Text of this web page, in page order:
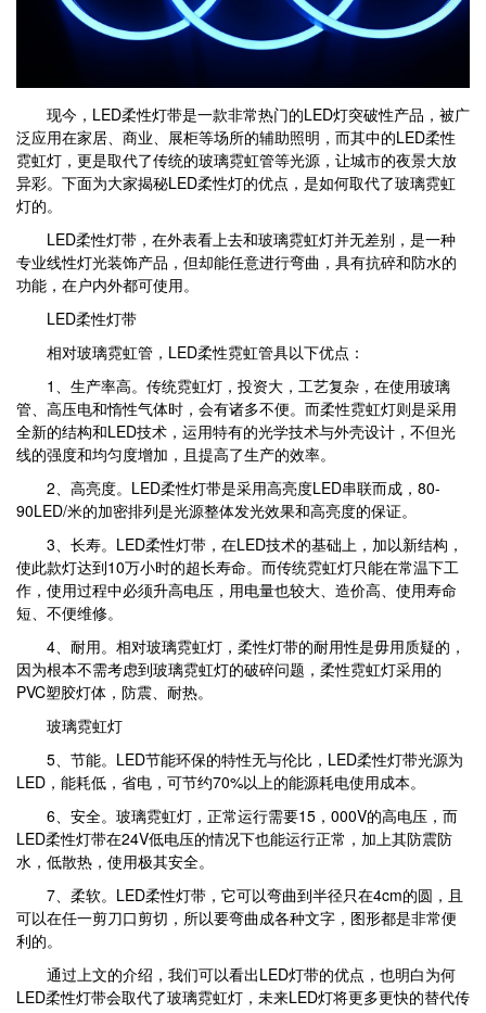
现今，LED柔性灯带是一款非常热门的LED灯突破性产品，被广
泛应用在家居、商业、展柜等场所的辅助照明，而其中的LED柔性
霓虹灯，更是取代了传统的玻璃霓虹管等光源，让城市的夜景大放
异彩。下面为大家揭秘LED柔性灯的优点，是如何取代了玻璃霓虹
灯的。
LED柔性灯带，在外表看上去和玻璃霓虹灯并无差别，是一种
专业线性灯光装饰产品，但却能任意进行弯曲，具有抗碎和防水的
功能，在户内外都可使用。
LED柔性灯带
相对玻璃霓虹管，LED柔性霓虹管具以下优点：
1、生产率高。传统霓虹灯，投资大，工艺复杂，在使用玻璃
管、高压电和惰性气体时，会有诸多不便。而柔性霓虹灯则是采用
全新的结构和LED技术，运用特有的光学技术与外壳设计，不但光
线的强度和均匀度增加，且提高了生产的效率。
2、高亮度。LED柔性灯带是采用高亮度LED串联而成，80-
90LED/米的加密排列是光源整体发光效果和高亮度的保证。
3、长寿。LED柔性灯带，在LED技术的基础上，加以新结构，
使此款灯达到10万小时的超长寿命。而传统霓虹灯只能在常温下工
作，使用过程中必须升高电压，用电量也较大、造价高、使用寿命
短、不便维修。
4、耐用。相对玻璃霓虹灯，柔性灯带的耐用性是毋用质疑的，
因为根本不需考虑到玻璃霓虹灯的破碎问题，柔性霓虹灯采用的
PVC塑胶灯体，防震、耐热。
玻璃霓虹灯
5、节能。LED节能环保的特性无与伦比，LED柔性灯带光源为
LED，能耗低，省电，可节约70%以上的能源耗电使用成本。
6、安全。玻璃霓虹灯，正常运行需要15，000V的高电压，而
LED柔性灯带在24V低电压的情况下也能运行正常，加上其防震防
水，低散热，使用极其安全。
7、柔软。LED柔性灯带，它可以弯曲到半径只在4cm的圆，且
可以在任一剪刀口剪切，所以要弯曲成各种文字，图形都是非常便
利的。
通过上文的介绍，我们可以看出LED灯带的优点，也明白为何
LED柔性灯带会取代了玻璃霓虹灯，未来LED灯将更多更快的替代传